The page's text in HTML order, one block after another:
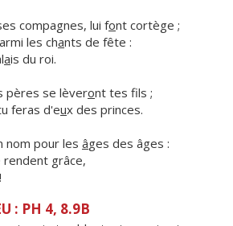
compagnes, lui font cortège ;
les chants de fête :
ais du roi.
pères se lèveront tes fils ;
feras d'eux des princes.
nom pour les âges des âges :
grâce,
: PH 4, 8.9B